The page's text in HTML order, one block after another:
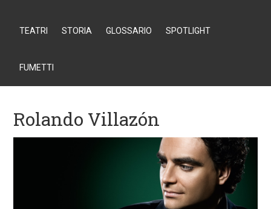
TEATRI STORIA GLOSSARIO SPOTLIGHT
FUMETTI
Rolando Villazón